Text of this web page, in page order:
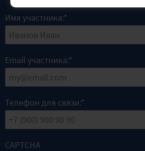
Имя участника:*
Email участника:*
Телефон для связи:*
CAPTCHA